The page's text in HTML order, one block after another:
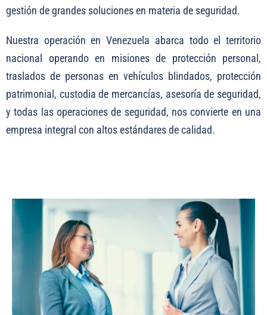
gestión de grandes soluciones en materia de seguridad.
Nuestra operación en Venezuela abarca todo el territorio
nacional operando en misiones de protección personal,
traslados de personas en vehículos blindados, protección
patrimonial, custodia de mercancías, asesoría de seguridad,
y todas las operaciones de seguridad, nos convierte en una
empresa integral con altos estándares de calidad.